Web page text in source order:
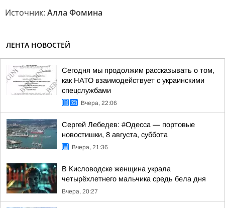
Источник: Алла Фомина
ЛЕНТА НОВОСТЕЙ
Сегодня мы продолжим рассказывать о том,
как НАТО взаимодействует с украинскими
спецслужбами
Вчера, 22:06
Сергей Лебедев: #Одесса — портовые
новостишки, 8 августа, суббота
Вчера, 21:36
В Кисловодске женщина украла
четырёхлетнего мальчика средь бела дня
Вчера, 20:27